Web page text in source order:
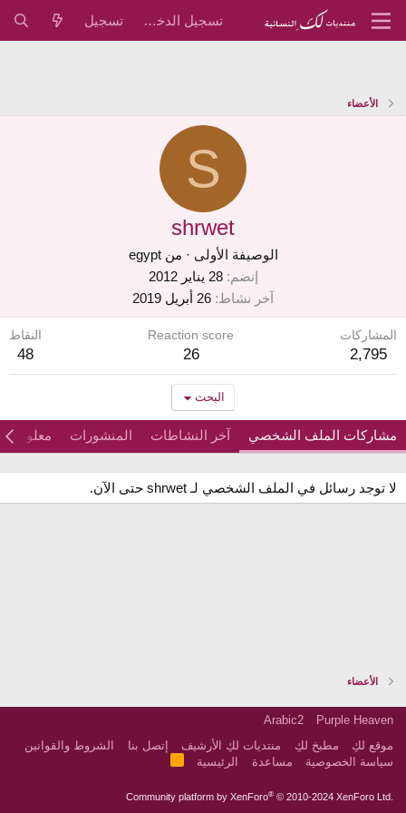
تسجيل الدخول تسجيل
الأعضاء
S
shrwet
الوصيفة الأولى · منegypt
إنضم
28 يناير 2012
آخر نشاط 26 أبريل 2019
المشاركات
2,795
Reaction score
26
النقاط
48
البحث
مشاركات الملف الشخصي آخر النشاطات المنشورات معلومات
لا توجد رسائل في الملف الشخصي لـ shrwet حتى الآن.
الأعضاء
Purple Heaven
Arabic2
موقع لكِ
مطبخ لكِ منتديات لكِ الأرشيف إتصل بنا
الشروط والقوانين
سياسة الخصوصية
مساعدة الرئيسية
Community platform by XenForo® © 2010-2024 XenForo Ltd.